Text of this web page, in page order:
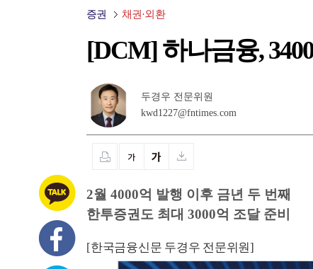
증권 채권·외환
[DCM] 하나금융,
두경우 전문위원
kwd1227@fntimes.com
2월 4000억 발행 이후 금년 두 번째
한투증권도 최대 3000억 조달 준비
[한국금융신문 두경우 전문위원]